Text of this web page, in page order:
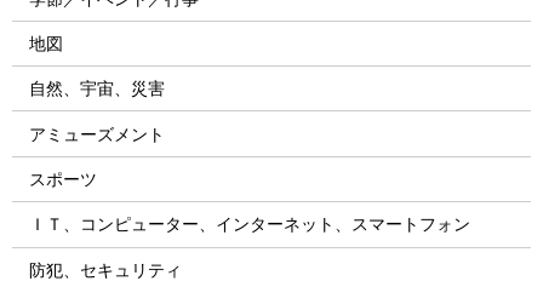
地図
自然、宇宙、災害
アミューズメント
スポーツ
ＩＴ、コンピューター、インターネット、スマートフォン
防犯、セキュリティ